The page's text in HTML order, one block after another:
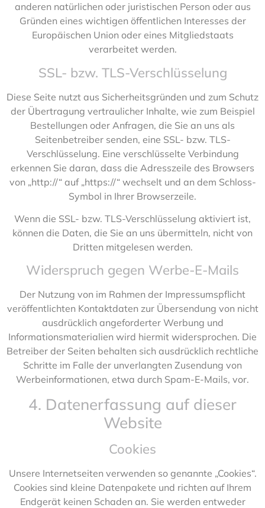
anderen natürlichen oder juristischen Person oder aus
Gründen eines wichtigen öffentlichen Interesses der
Europäischen Union oder eines Mitgliedstaats
verarbeitet werden.
SSL- bzw. TLS-Verschlüsselung
Diese Seite nutzt aus Sicherheitsgründen und zum Schutz
der Übertragung vertraulicher Inhalte, wie zum Beispiel
Bestellungen oder Anfragen, die Sie an uns als
Seitenbetreiber senden, eine SSL- bzw. TLS-
Verschlüsselung. Eine verschlüsselte Verbindung
erkennen Sie daran, dass die Adresszeile des Browsers
von „http://“ auf „https://“ wechselt und an dem Schloss-
Symbol in Ihrer Browserzeile.
Wenn die SSL- bzw. TLS-Verschlüsselung aktiviert ist,
können die Daten, die Sie an uns übermitteln, nicht von
Dritten mitgelesen werden.
Widerspruch gegen Werbe-E-Mails
Der Nutzung von im Rahmen der Impressumspflicht
veröffentlichten Kontaktdaten zur Übersendung von nicht
ausdrücklich angeforderter Werbung und
Informationsmaterialien wird hiermit widersprochen. Die
Betreiber der Seiten behalten sich ausdrücklich rechtliche
Schritte im Falle der unverlangten Zusendung von
Werbeinformationen, etwa durch Spam-E-Mails, vor.
4. Datenerfassung auf dieser
Website
Cookies
Unsere Internetseiten verwenden so genannte „Cookies“.
Cookies sind kleine Datenpakete und richten auf Ihrem
Endgerät keinen Schaden an. Sie werden entweder